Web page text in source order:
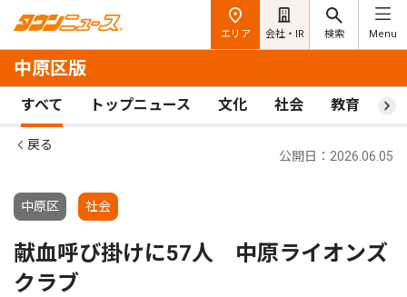
エリア 会社・IR 検索 Menu
中原区版
すべて トップニュース 文化 社会 教育 ス
戻る
中原区 社会
公開日：2026.06.05
献血呼び掛けに57人 中原ライオンズ
クラブ